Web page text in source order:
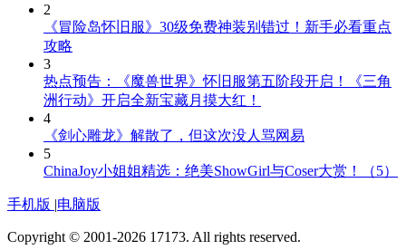
2
《冒险岛怀旧服》30级免费神装别错过！新手必看重点
攻略
3
热点预告：《魔兽世界》怀旧服第五阶段开启！《三角
洲行动》开启全新宝藏月摸大红！
4
《剑心雕龙》解散了，但这次没人骂网易
5
ChinaJoy小姐姐精选：绝美ShowGirl与Coser大赏！（5）
手机版 |电脑版
Copyright © 2001-2026 17173. All rights reserved.